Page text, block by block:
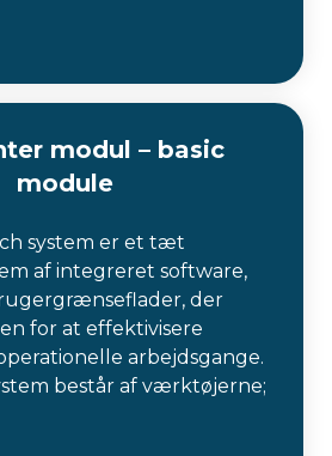
modul – basic
module
system er et tæt
af integreret software,
der
for at effektivisere
arbejdsgange.
består af værktøjerne;